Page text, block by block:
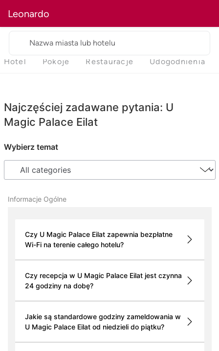
Leonardo
Nazwa miasta lub hotelu
Hotel Pokoje Restauracje Udogodnienia
Najczęściej zadawane pytania: U
Magic Palace Eilat
Wybierz temat
Informacje Ogólne
Czy U Magic Palace Eilat zapewnia bezpłatne
Wi-Fi na terenie całego hotelu?
Czy recepcja w U Magic Palace Eilat jest czynna
24 godziny na dobę?
Jakie są standardowe godziny zameldowania w
U Magic Palace Eilat od niedzieli do piątku?